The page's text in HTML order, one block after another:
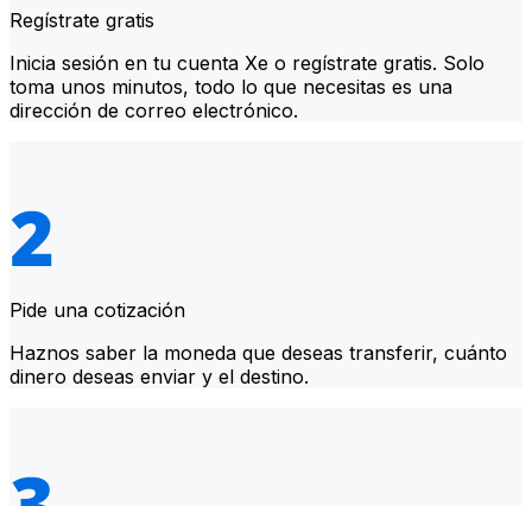
Regístrate gratis
Inicia sesión en tu cuenta Xe o regístrate gratis. Solo
toma unos minutos, todo lo que necesitas es una
dirección de correo electrónico.
Pide una cotización
Haznos saber la moneda que deseas transferir, cuánto
dinero deseas enviar y el destino.